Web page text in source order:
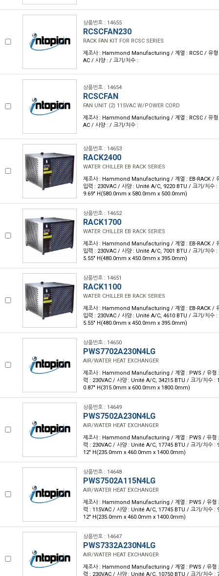
상품번호 : 14655
RCSCFAN230
RACK FAN KIT FOR RCSC SERIES
제조사 : Hammond Manufacturing / 계열 : RCSC / 유형
AC / 사양 : / 크기/치수 :
상품번호 : 14654
RCSCFAN
FAN UNIT (2) 115VAC W/POWER CORD
제조사 : Hammond Manufacturing / 계열 : RCSC / 유형
AC / 사양 : / 크기/치수 :
상품번호 : 14653
RACK2400
WATER CHILLER EB RACK SERIES
제조사 : Hammond Manufacturing / 계열 : EB-RACK /
입력 : 230VAC / 사양 : Unité A/C, 9220 BTU / 크기/치수
9.69" H(580.0mm x 580.0mm x 500.0mm)
상품번호 : 14652
RACK1700
WATER CHILLER EB RACK SERIES
제조사 : Hammond Manufacturing / 계열 : EB-RACK /
입력 : 230VAC / 사양 : Unité A/C, 7001 BTU / 크기/치수
5.55" H(480.0mm x 450.0mm x 395.0mm)
상품번호 : 14651
RACK1100
WATER CHILLER EB RACK SERIES
제조사 : Hammond Manufacturing / 계열 : EB-RACK /
입력 : 230VAC / 사양 : Unité A/C, 4610 BTU / 크기/치수
5.55" H(480.0mm x 450.0mm x 395.0mm)
상품번호 : 14650
PWS7702A230N4LG
AIR/WATER HEAT EXCHANGER
제조사 : Hammond Manufacturing / 계열 : PWS / 유형 :
력 : 230VAC / 사양 : Unité A/C, 34215 BTU / 크기/치수 :
0.87" H(315.0mm x 600.0mm x 1800.0mm)
상품번호 : 14649
PWS7502A230N4LG
AIR/WATER HEAT EXCHANGER
제조사 : Hammond Manufacturing / 계열 : PWS / 유형 :
력 : 230VAC / 사양 : Unité A/C, 17745 BTU / 크기/치수 :
12" H(235.0mm x 460.0mm x 1400.0mm)
상품번호 : 14648
PWS7502A115N4LG
AIR/WATER HEAT EXCHANGER
제조사 : Hammond Manufacturing / 계열 : PWS / 유형 :
력 : 115VAC / 사양 : Unité A/C, 17745 BTU / 크기/치수 :
12" H(235.0mm x 460.0mm x 1400.0mm)
상품번호 : 14647
PWS7332A230N4LG
AIR/WATER HEAT EXCHANGER
제조사 : Hammond Manufacturing / 계열 : PWS / 유형 :
력 : 230VAC / 사양 : Unité A/C, 10750 BTU / 크기/치수 :